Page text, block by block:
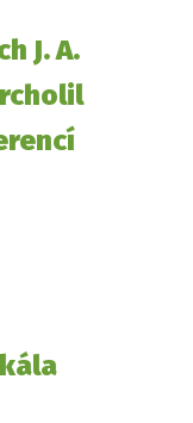
J. A.